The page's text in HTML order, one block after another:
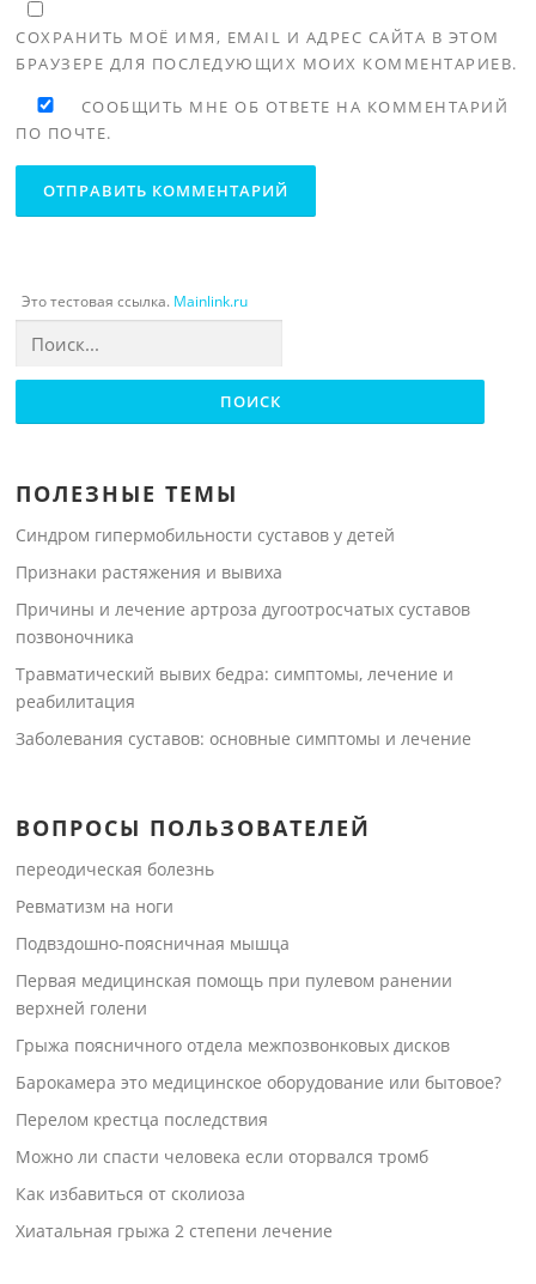
СОХРАНИТЬ МОЁ ИМЯ, EMAIL И АДРЕС САЙТА В ЭТОМ
БРАУЗЕРЕ ДЛЯ ПОСЛЕДУЮЩИХ МОИХ КОММЕНТАРИЕВ.
СООБЩИТЬ МНЕ ОБ ОТВЕТЕ НА КОММЕНТАРИЙ
ПО ПОЧТЕ.
Это тестовая ссылка. Mainlink.ru
ПОЛЕЗНЫЕ ТЕМЫ
Синдром гипермобильности суставов у детей
Признаки растяжения и вывиха
Причины и лечение артроза дугоотросчатых суставов
позвоночника
Травматический вывих бедра: симптомы, лечение и
реабилитация
Заболевания суставов: основные симптомы и лечение
ВОПРОСЫ ПОЛЬЗОВАТЕЛЕЙ
переодическая болезнь
Ревматизм на ноги
Подвздошно-поясничная мышца
Первая медицинская помощь при пулевом ранении
верхней голени
Грыжа поясничного отдела межпозвонковых дисков
Барокамера это медицинское оборудование или бытовое?
Перелом крестца последствия
Можно ли спасти человека если оторвался тромб
Как избавиться от сколиоза
Хиатальная грыжа 2 степени лечение